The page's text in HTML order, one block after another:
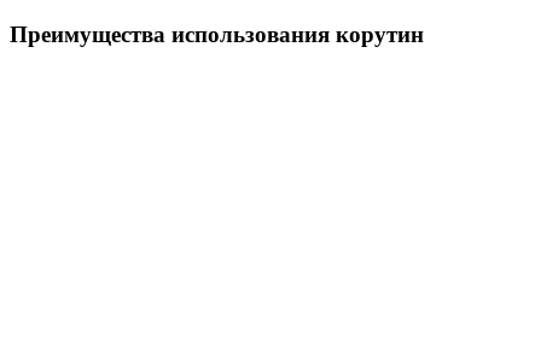
Преимущества использования корутин